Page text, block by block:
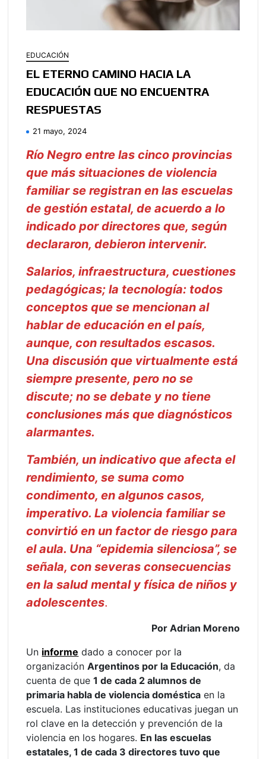
EDUCACIÓN
EL ETERNO CAMINO HACIA LA
EDUCACIÓN QUE NO ENCUENTRA
RESPUESTAS
21 mayo, 2024
Río Negro entre las cinco provincias
que más situaciones de violencia
familiar se registran en las escuelas
de gestión estatal, de acuerdo a lo
indicado por directores que, según
declararon, debieron intervenir.
Salarios, infraestructura, cuestiones
pedagógicas; la tecnología: todos
conceptos que se mencionan al
hablar de educación en el país,
aunque, con resultados escasos.
Una discusión que virtualmente está
siempre presente, pero no se
discute; no se debate y no tiene
conclusiones más que diagnósticos
alarmantes.
También, un indicativo que afecta el
rendimiento, se suma como
condimento, en algunos casos,
imperativo. La violencia familiar se
convirtió en un factor de riesgo para
el aula. Una “epidemia silenciosa”, se
señala, con severas consecuencias
en la salud mental y física de niños y
adolescentes.
Por Adrian Moreno
Un informe dado a conocer por la
organizaciónArgentinos por la Educación, da
cuenta de que1 de cada 2 alumnos de
primaria habla de violencia doméstica en la
escuela. Las instituciones educativas juegan un
rol clave en la detección y prevención de la
violencia en los hogares. En las escuelas
estatales, 1 de cada 3 directores tuvo que